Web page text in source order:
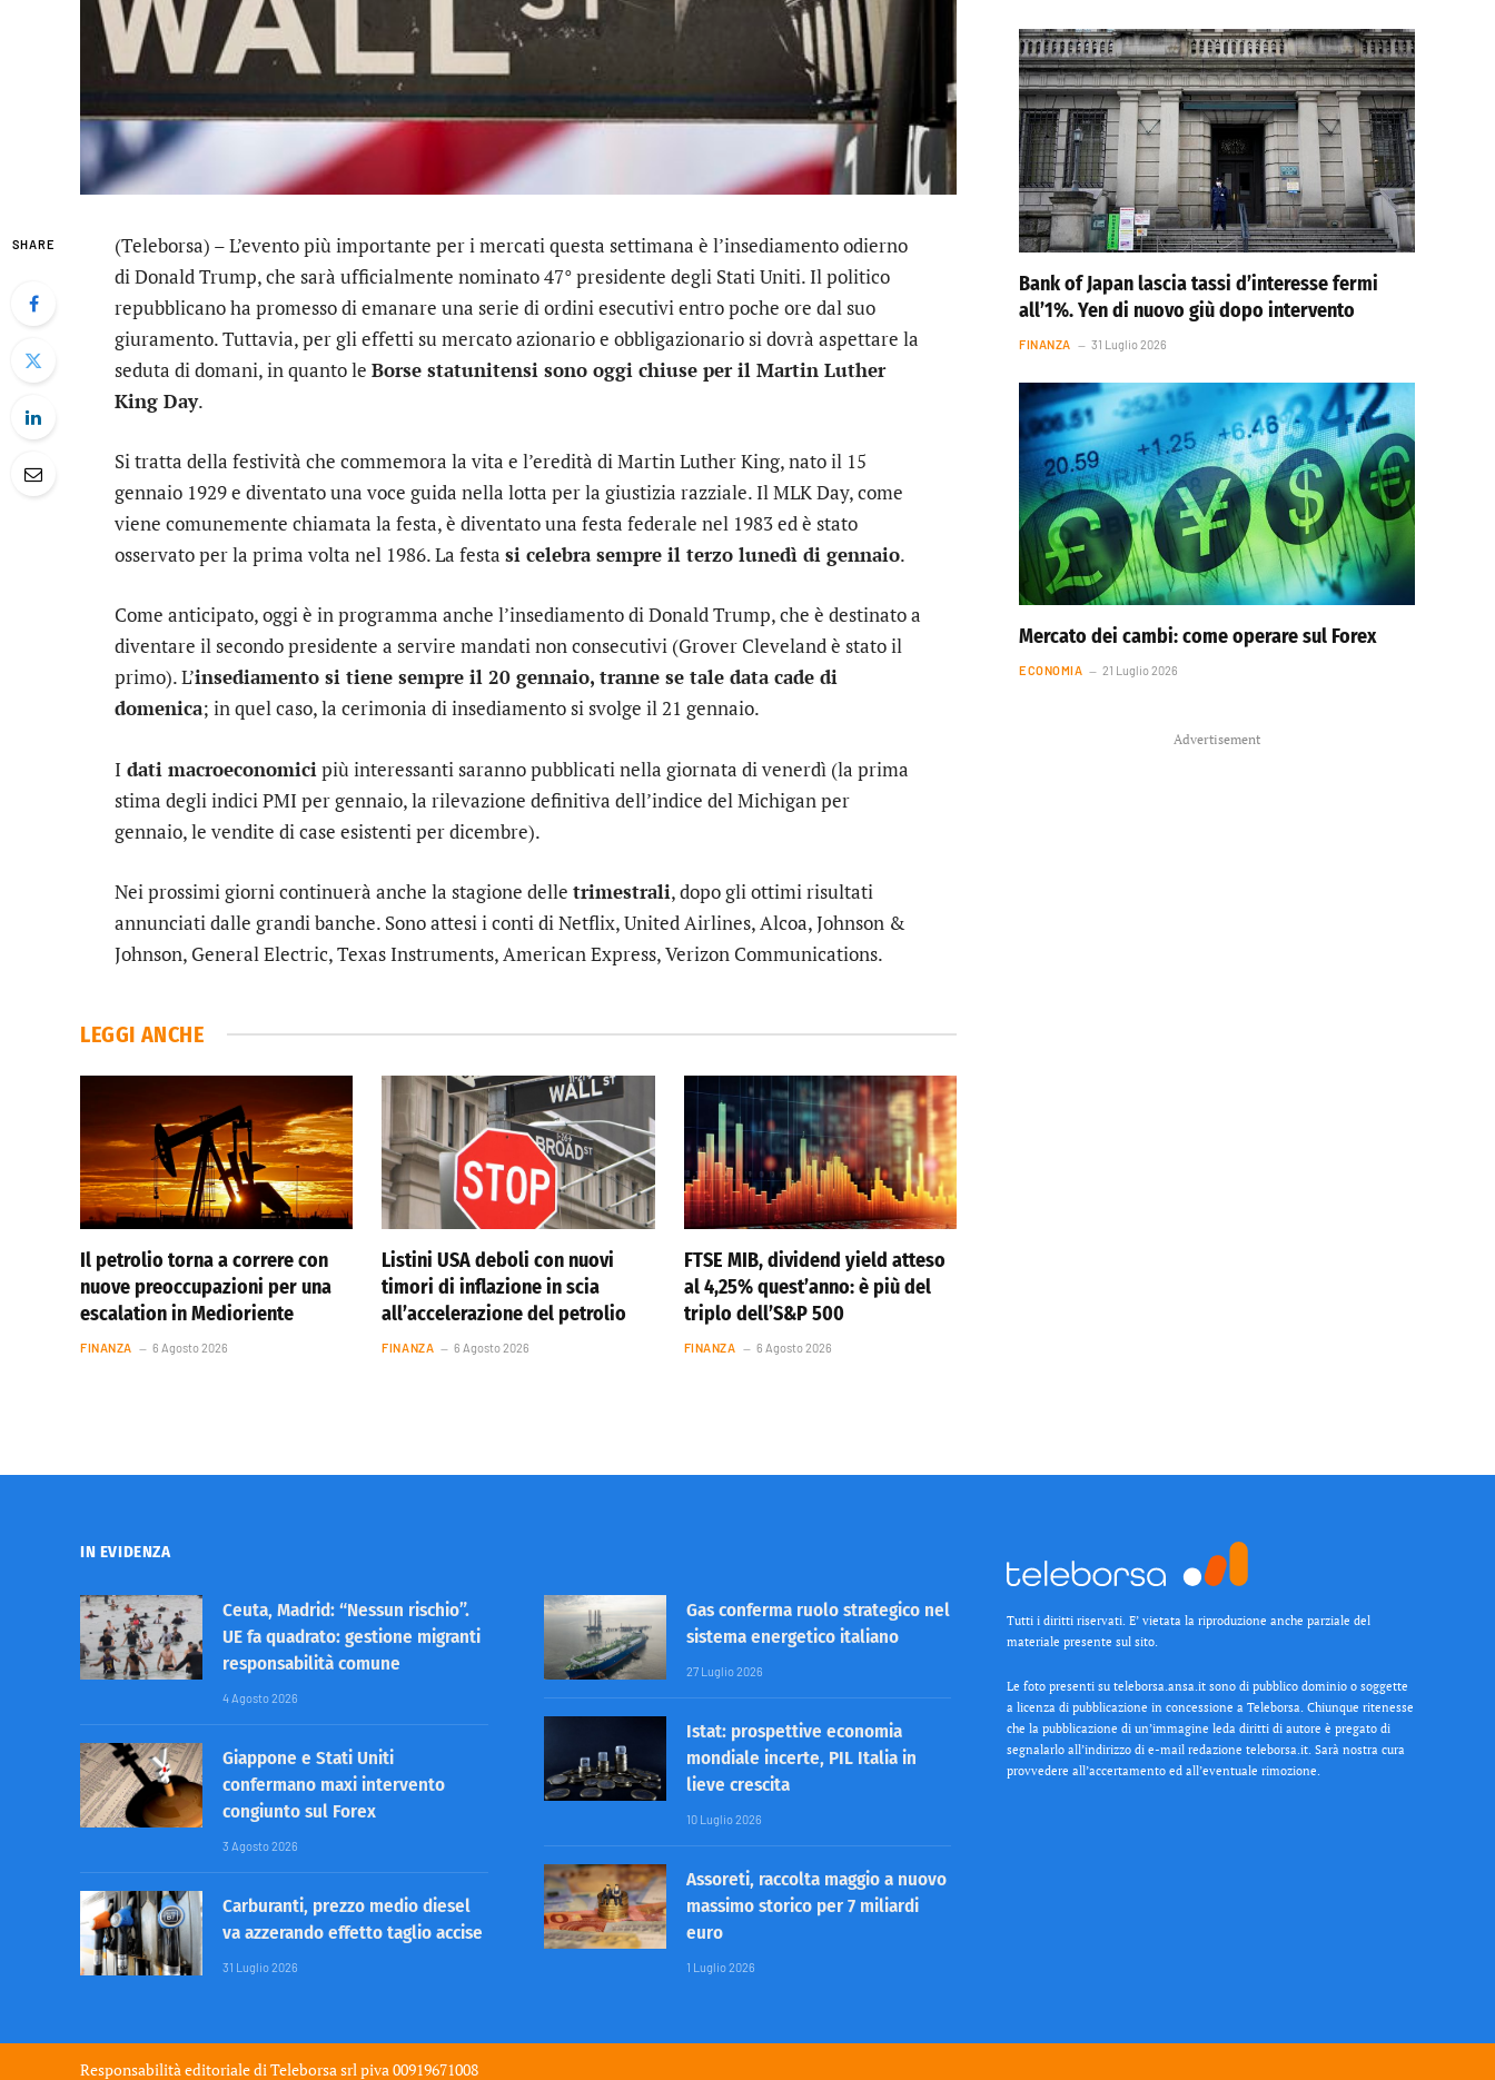
SHARE
(Teleborsa) – L’evento più importante per i mercati questa settimana è l’insediamento odierno
di Donald Trump, che sarà ufficialmente nominato 47° presidente degli Stati Uniti. Il politico
repubblicano ha promesso di emanare una serie di ordini esecutivi entro poche ore dal suo
giuramento. Tuttavia, per gli effetti su mercato azionario e obbligazionario si dovrà aspettare la
seduta di domani, in quanto le Borse statunitensi sono oggi chiuse per il Martin Luther
King Day.
Si tratta della festività che commemora la vita e l’eredità di Martin Luther King, nato il 15
gennaio 1929 e diventato una voce guida nella lotta per la giustizia razziale. Il MLK Day, come
viene comunemente chiamata la festa, è diventato una festa federale nel 1983 ed è stato
osservato per la prima volta nel 1986. La festa si celebra sempre il terzo lunedì di gennaio.
Come anticipato, oggi è in programma anche l’insediamento di Donald Trump, che è destinato a
diventare il secondo presidente a servire mandati non consecutivi (Grover Cleveland è stato il
primo). L’insediamento si tiene sempre il 20 gennaio, tranne se tale data cade di
domenica; in quel caso, la cerimonia di insediamento si svolge il 21 gennaio.
I dati macroeconomici più interessanti saranno pubblicati nella giornata di venerdì (la prima
stima degli indici PMI per gennaio, la rilevazione definitiva dell’indice del Michigan per
gennaio, le vendite di case esistenti per dicembre).
Nei prossimi giorni continuerà anche la stagione delle trimestrali, dopo gli ottimi risultati
annunciati dalle grandi banche. Sono attesi i conti diNetflix,United Airlines,Alcoa,Johnson &
Johnson, General Electric,Texas Instruments,American Express,Verizon Communications.
LEGGI ANCHE
Il petrolio torna a correre con
nuove preoccupazioni per una
escalation in Medioriente
FINANZA 6 Agosto 2026
Listini USA deboli con nuovi
timori di inflazione in scia
all’accelerazione del petrolio
FINANZA 6 Agosto 2026
FTSE MIB, dividend yield atteso
al 4,25% quest’anno: è più del
triplo dell’S&P 500
FINANZA 6 Agosto 2026
Bank of Japan lascia tassi d’interesse fermi
all’1%. Yen di nuovo giù dopo intervento
FINANZA 31 Luglio 2026
Mercato dei cambi: come operare sul Forex
ECONOMIA 21 Luglio 2026
Advertisement
IN EVIDENZA
Ceuta, Madrid: “Nessun rischio”.
UE fa quadrato: gestione migranti
responsabilità comune
4 Agosto 2026
Giappone e Stati Uniti
confermano maxi intervento
congiunto sul Forex
3 Agosto 2026
Carburanti, prezzo medio diesel
va azzerando effetto taglio accise
31 Luglio 2026
Gas conferma ruolo strategico nel
sistema energetico italiano
27 Luglio 2026
Istat: prospettive economia
mondiale incerte, PIL Italia in
lieve crescita
10 Luglio 2026
Assoreti, raccolta maggio a nuovo
massimo storico per 7 miliardi
euro
1 Luglio 2026
Tutti i diritti riservati. E’ vietata la riproduzione anche parziale del
materiale presente sul sito.
Le foto presenti su teleborsa.ansa.it sono di pubblico dominio o soggette
a licenza di pubblicazione in concessione a Teleborsa. Chiunque ritenesse
che la pubblicazione di un’immagine leda diritti di autore è pregato di
segnalarlo all’indirizzo di e-mail redazione teleborsa.it. Sarà nostra cura
provvedere all’accertamento ed all’eventuale rimozione.
Responsabilità editoriale di Teleborsa srl piva 00919671008